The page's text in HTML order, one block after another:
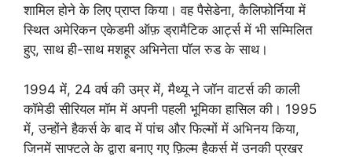
शामिल होने के लिए प्राप्त किया। वह पैसेडेना, कैलिफोर्निया में
स्थित अमेरिकन एकेडमी ऑफ़ ड्रामैटिक आर्ट्स में भी सम्मिलित
हुए, साथ ही-साथ मशहूर अभिनेता पॉल रुड के साथ।
1994 में, 24 वर्ष की उम्र में, मैथ्यू ने जॉन वाटर्स की काली
कॉमेडी सीरियल मॉम में अपनी पहली भूमिका हासिल की। 1995
में, उन्होंने हैकर्स के बाद में पांच और फिल्मों में अभिनय किया,
जिनमें साफ्टले के द्वारा बनाए गए फ़िल्म हैकर्स में उनकी प्रखर